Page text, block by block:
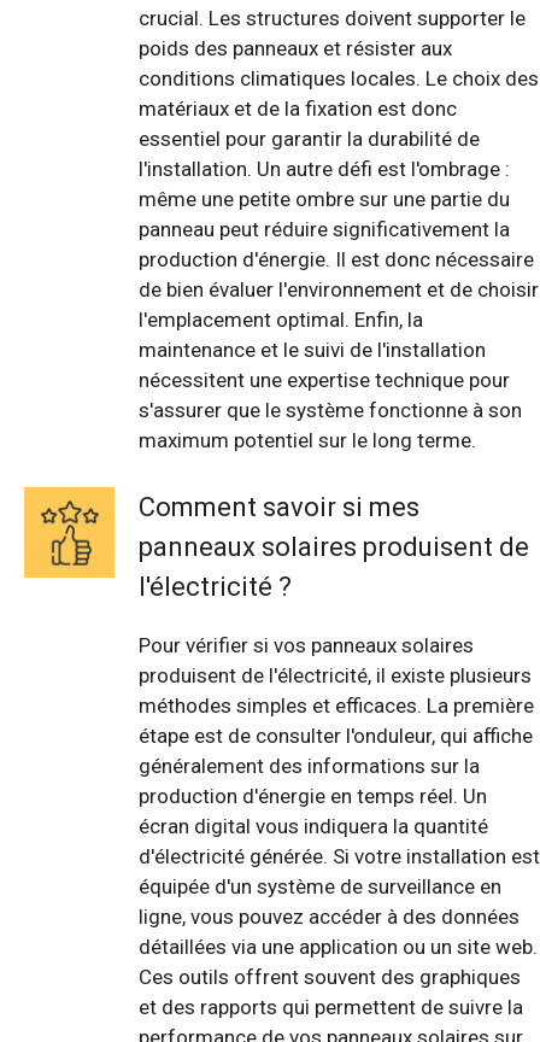
crucial. Les structures doivent supporter le
poids des panneaux et résister aux
conditions climatiques locales. Le choix des
matériaux et de la fixation est donc
essentiel pour garantir la durabilité de
l'installation. Un autre défi est l'ombrage :
même une petite ombre sur une partie du
panneau peut réduire significativement la
production d'énergie. Il est donc nécessaire
de bien évaluer l'environnement et de choisir
l'emplacement optimal. Enfin, la
maintenance et le suivi de l'installation
nécessitent une expertise technique pour
s'assurer que le système fonctionne à son
maximum potentiel sur le long terme.
Comment savoir si mes
panneaux solaires produisent de
l'électricité ?
Pour vérifier si vos panneaux solaires
produisent de l'électricité, il existe plusieurs
méthodes simples et efficaces. La première
étape est de consulter l'onduleur, qui affiche
généralement des informations sur la
production d'énergie en temps réel. Un
écran digital vous indiquera la quantité
d'électricité générée. Si votre installation est
équipée d'un système de surveillance en
ligne, vous pouvez accéder à des données
détaillées via une application ou un site web.
Ces outils offrent souvent des graphiques
et des rapports qui permettent de suivre la
performance de vos panneaux solaires sur